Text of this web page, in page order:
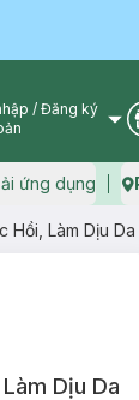
User Icon
/ Đăng ký
ứng dụng
Hồi, Làm Dịu Da
Dịu Da